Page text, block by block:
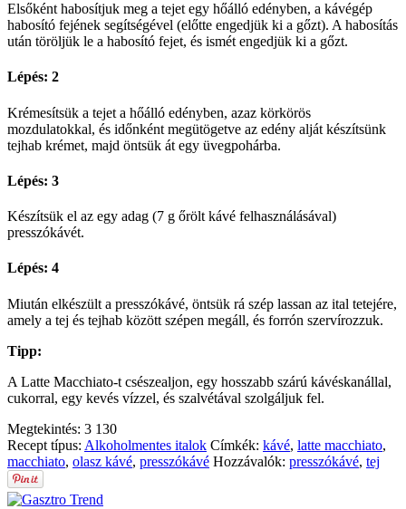
Elsőként habosítjuk meg a tejet egy hőálló edényben, a kávégép
habosító fejének segítségével (előtte engedjük ki a gőzt). A habosítás
után töröljük le a habosító fejet, és ismét engedjük ki a gőzt.
Lépés: 2
Krémesítsük a tejet a hőálló edényben, azaz körkörös
mozdulatokkal, és időnként megütögetve az edény alját készítsünk
tejhab krémet, majd öntsük át egy üvegpohárba.
Lépés: 3
Készítsük el az egy adag (7 g őrölt kávé felhasználásával)
presszókávét.
Lépés: 4
Miután elkészült a presszókávé, öntsük rá szép lassan az ital tetejére,
amely a tej és tejhab között szépen megáll, és forrón szervírozzuk.
Tipp:
A Latte Macchiato-t csészealjon, egy hosszabb szárú kávéskanállal,
cukorral, egy kevés vízzel, és szalvétával szolgáljuk fel.
Megtekintés: 3 130
Recept típus: Alkoholmentes italok Címkék: kávé, latte macchiato,
macchiato, olasz kávé, presszókávé Hozzávalók: presszókávé, tej